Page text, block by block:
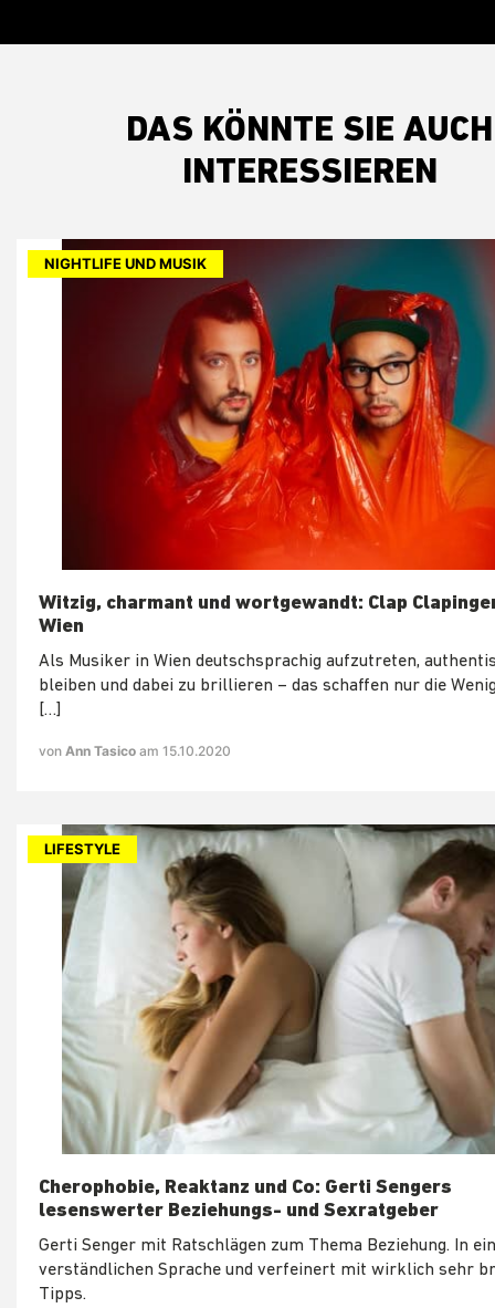
DAS KÖNNTE SIE AUCH
INTERESSIEREN
NIGHTLIFE UND MUSIK
Witzig, charmant und wortgewandt: Clap
Wien
Als Musiker in Wien deutschsprachig aufzutreten,
bleiben und dabei zu brillieren – das schaffen nur die
[…]
von Ann Tasico am 15.10.2020
LIFESTYLE
Cherophobie, Reaktanz und Co: Gerti Sengers
lesenswerter Beziehungs- und Sexratgeber
Gerti Senger mit Ratschlägen zum Thema Beziehung. In
verständlichen Sprache und verfeinert mit wirklich sehr
Tipps.